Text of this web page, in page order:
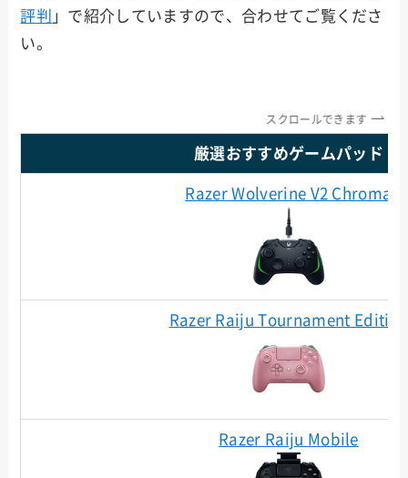
評判 」で紹介していますので、合わせてご覧くださ
い。
スクロールできます
厳選おすすめゲームパッド
Razer Wolverine V2 Chroma
Razer Raiju Tournament Edition
Razer Raiju Mobile